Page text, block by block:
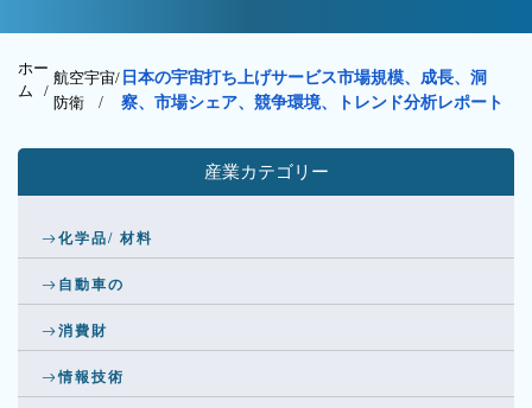
ホー
ム /
航空宇宙/
防衛 /
日本の宇宙打ち上げサービス市場規模、成長、洞
察、市場シェア、競争環境、トレンド分析レポート
産業カテゴリー
化学品/ 材料
自動車の
消費財
情報技術